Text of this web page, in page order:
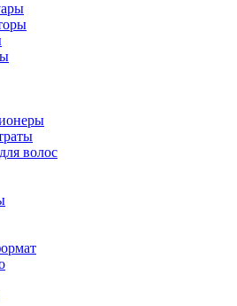
волос